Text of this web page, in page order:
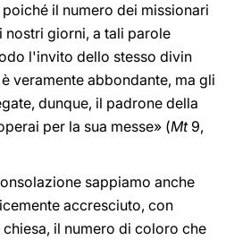
poiché il numero dei missionari
nostri giorni, a tali parole
l'invito dello stesso divin
veramente abbondante, ma gli
dunque, il padrone della
per la sua messe» (Mt 9,
sappiamo anche
accresciuto, con
il numero di coloro che